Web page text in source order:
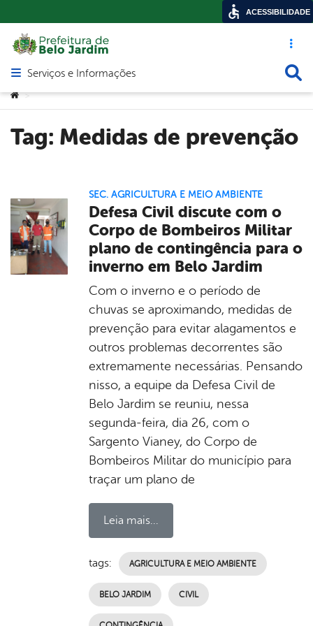
Acesso
Abrir menu principal de navegação
Serviços e Informações
Você está aqui:
>
Tag: Medidas de prevenção
SEC. AGRICULTURA E MEIO AMBIENTE
Defesa Civil discute com o
Corpo de Bombeiros Militar
plano de contingência para o
inverno em Belo Jardim
Com o inverno e o período de
chuvas se aproximando, medidas de
prevenção para evitar alagamentos e
outros problemas decorrentes são
extremamente necessárias. Pensando
nisso, a equipe da Defesa Civil de
Belo Jardim se reuniu, nessa
segunda-feira, dia 26, com o
Sargento Vianey, do Corpo de
Bombeiros Militar do município para
traçar um plano de
Leia mais...
tags: AGRICULTURA E MEIO AMBIENTE
BELO JARDIM CIVIL
ACESSIBILIDADE